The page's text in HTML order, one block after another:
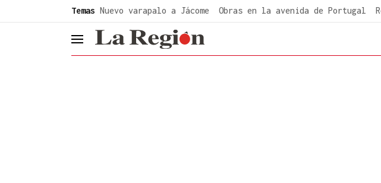
Temas Nuevo varapalo a Jácome Obras en la avenida de Portugal
header.menu.open